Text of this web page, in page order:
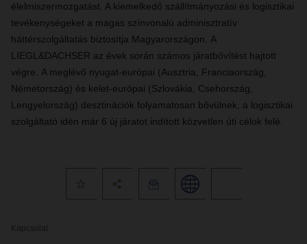
élelmiszermozgatást. A kiemelkedő szállítmányozási és logisztikai
tevékenységeket a magas színvonalú adminisztratív
háttérszolgáltatás biztosítja Magyarországon. A
LIEGL&DACHSER az évek során számos járatbővítést hajtott
végre. A meglévő nyugat-európai (Ausztria, Franciaország,
Németország) és kelet-európai (Szlovákia, Csehország,
Lengyelország) desztinációk folyamatosan bővülnek, a logisztikai
szolgáltató idén már 6 új járatot indított közvetlen úti célok felé.
Kapcsolat